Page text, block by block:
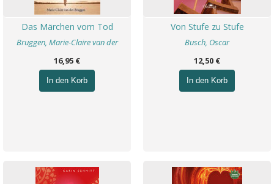
Das Märchen vom Tod
Bruggen, Marie-Claire van der
16,95 €
In den Korb
Von Stufe zu Stufe
Busch, Oscar
12,50 €
In den Korb